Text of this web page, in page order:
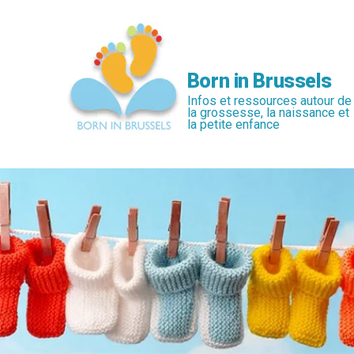
Born in Brussels
Infos et ressources autour de
la grossesse, la naissance et
la petite enfance